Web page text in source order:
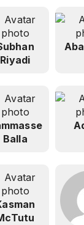
Riyadi
Balla